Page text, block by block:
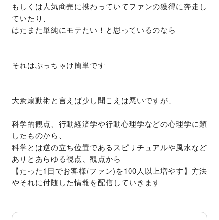
もしくは人気商売に携わっていてファンの獲得に奔走し
ていたり、
はたまた単純にモテたい！と思っているのなら
それはぶっちゃけ簡単です
大衆扇動術と言えば少し聞こえは悪いですが、
科学的観点、行動経済学や行動心理学などの心理学に類
したものから、
科学とは逆の立ち位置であるスピリチュアルや風水など
ありとあらゆる視点、観点から
【たった1日でお客様(ファン)を100人以上増やす】方法
やそれに付随した情報を配信していきます